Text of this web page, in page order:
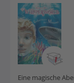
Eine magische